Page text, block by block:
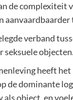
de complexiteit
aanvaardbaarder
verband
seksuele
heeft het
de dominante
als object, en